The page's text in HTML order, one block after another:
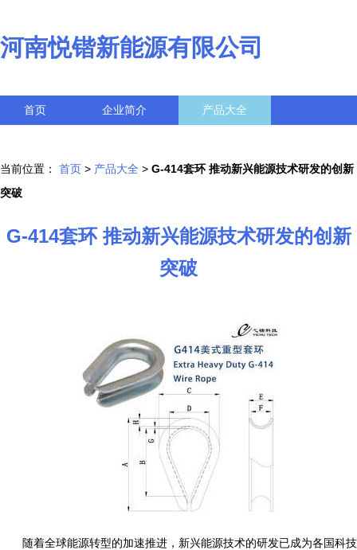
河南悦锴新能源有限公司
首页 企业简介 产品大全
当前位置： 首页 > 产品大全 > G-414套环 推动新兴能源技术研发的创新
突破
G-414套环 推动新兴能源技术研发的创新
突破
随着全球能源转型的加速推进，新兴能源技术的研发已成为各国科技